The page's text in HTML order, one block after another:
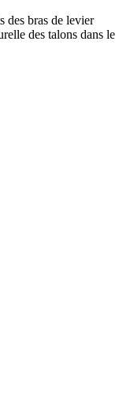
des bras de levier
des talons dans le